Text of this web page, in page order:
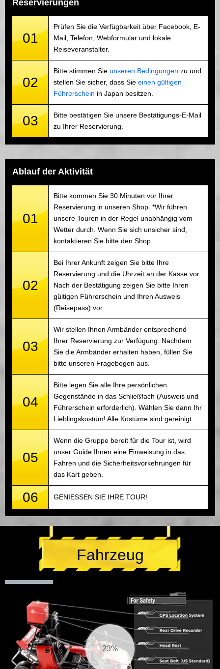
Reservierungen
01
Prüfen Sie die Verfügbarkeit über Facebook, E-
Mail, Telefon, Webformular und lokale
Reiseveranstalter.
02
Bitte stimmen Sie unseren Bedingungen zu und
stellen Sie sicher, dass Sie einen gültigen
Führerschein in Japan besitzen.
03
Bitte bestätigen Sie unsere Bestätigungs-E-Mail
zu Ihrer Reservierung.
Ablauf der Aktivität
01
Bitte kommen Sie 30 Minuten vor Ihrer
Reservierung in unseren Shop. *Wir führen
unsere Touren in der Regel unabhängig vom
Wetter durch. Wenn Sie sich unsicher sind,
kontaktieren Sie bitte den Shop.
02
Bei Ihrer Ankunft zeigen Sie bitte Ihre
Reservierung und die Uhrzeit an der Kasse vor.
Nach der Bestätigung zeigen Sie bitte Ihren
gültigen Führerschein und Ihren Ausweis
(Reisepass) vor.
03
Wir stellen Ihnen Armbänder entsprechend
Ihrer Reservierung zur Verfügung. Nachdem
Sie die Armbänder erhalten haben, füllen Sie
bitte unseren Fragebogen aus.
04
Bitte legen Sie alle Ihre persönlichen
Gegenstände in das Schließfach (Ausweis und
Führerschein erforderlich). Wählen Sie dann Ihr
Lieblingskostüm! Alle Kostüme sind gereinigt.
05
Wenn die Gruppe bereit für die Tour ist, wird
unser Guide Ihnen eine Einweisung in das
Fahren und die Sicherheitsvorkehrungen für
das Kart geben.
06 GENIESSEN SIE IHRE TOUR!
Fahrzeug
23%